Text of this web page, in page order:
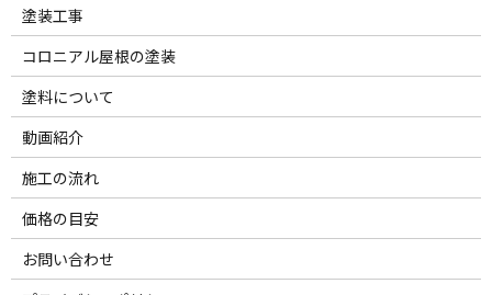
塗装工事
コロニアル屋根の塗装
塗料について
動画紹介
施工の流れ
価格の目安
お問い合わせ